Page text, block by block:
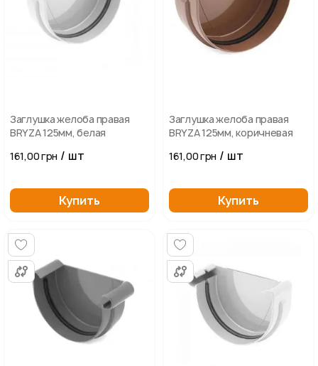
Заглушка желоба правая
BRYZA 125мм, белая
161,00 грн / шт
Купить
Заглушка желоба правая
BRYZA 125мм, коричневая
161,00 грн / шт
Купить